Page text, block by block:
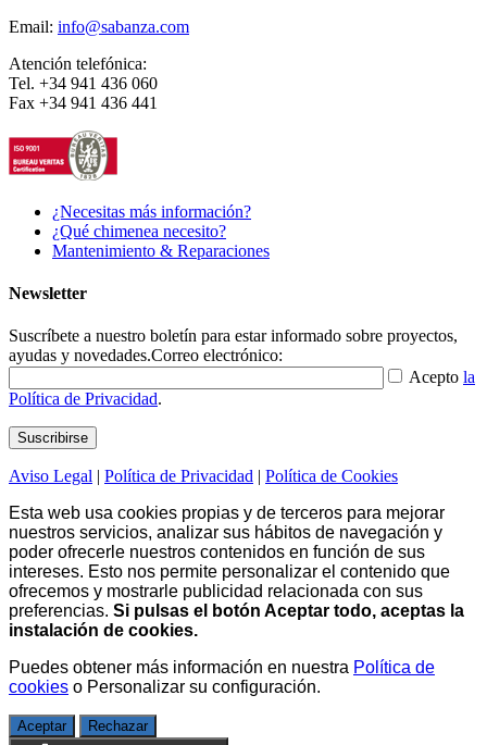
Email: info@sabanza.com
Atención telefónica:
Tel. +34 941 436 060
Fax +34 941 436 441
¿Necesitas más información?
¿Qué chimenea necesito?
Mantenimiento & Reparaciones
Newsletter
Suscríbete a nuestro boletín para estar informado sobre proyectos,
ayudas y novedades.Correo electrónico:
Acepto la
Política de Privacidad.
Aviso Legal | Política de Privacidad | Política de Cookies
Esta web usa cookies propias y de terceros para mejorar
nuestros servicios, analizar sus hábitos de navegación y
poder ofrecerle nuestros contenidos en función de sus
intereses. Esto nos permite personalizar el contenido que
ofrecemos y mostrarle publicidad relacionada con sus
preferencias. Si pulsas el botón Aceptar todo, aceptas la
instalación de cookies.
Puedes obtener más información en nuestra Política de
cookies o Personalizar su configuración.
Aceptar Rechazar